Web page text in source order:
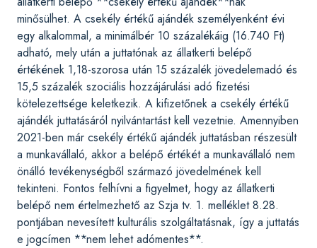
minősülhet. A csekély értékű ajándék személyenként évi
egy alkalommal, a minimálbér 10 százalékáig (16.740 Ft)
adható, mely után a juttatónak az állatkerti belépő
értékének 1,18-szorosa után 15 százalék jövedelemadó és
15,5 százalék szociális hozzájárulási adó fizetési
kötelezettsége keletkezik. A kifizetőnek a csekély értékű
ajándék juttatásáról nyilvántartást kell vezetnie. Amennyiben
2021-ben már csekély értékű ajándék juttatásban részesült
a munkavállaló, akkor a belépő értékét a munkavállaló nem
önálló tevékenységből származó jövedelmének kell
tekinteni. Fontos felhívni a figyelmet, hogy az állatkerti
belépő nem értelmezhető az Szja tv. 1. melléklet 8.28.
pontjában nevesített kulturális szolgáltatásnak, így a juttatás
e jogcímen **nem lehet adómentes**.